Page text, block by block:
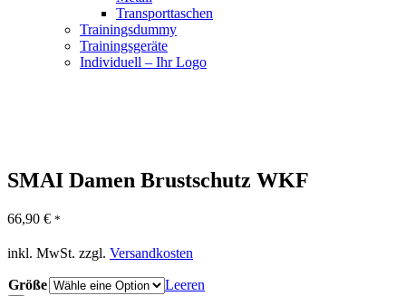
Transporttaschen
Trainingsdummy
Trainingsgeräte
Individuell – Ihr Logo
SMAI Damen Brustschutz WKF
66,90 € *
inkl. MwSt. zzgl. Versandkosten
Größe Leeren